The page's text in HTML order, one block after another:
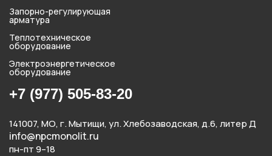
Запорно-регулирующая
арматура
Теплотехническое
оборудование
Электроэнергетическое
оборудование
+7 (977) 505-83-20
141007, МО, г. Мытищи, ул. Хлебозаводская, д.6, литер Д
info@npcmonolit.ru
пн-пт 9–18